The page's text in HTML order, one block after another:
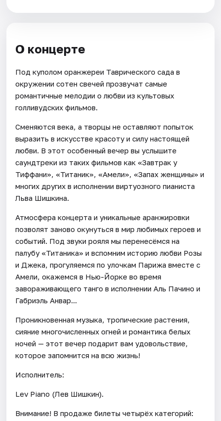
О концерте
Под куполом оранжереи Таврического сада в
окружении сотен свечей прозвучат самые
романтичные мелодии о любви из культовых
голливудских фильмов.
Сменяются века, а творцы не оставляют попыток
выразить в искусстве красоту и силу настоящей
любви. В этот особенный вечер вы услышите
саундтреки из таких фильмов как «Завтрак у
Тиффани», «Титаник», «Амели», «Запах женщины» и
многих других в исполнении виртуозного пианиста
Льва Шишкина.
Атмосфера концерта и уникальные аранжировки
позволят заново окунуться в мир любимых героев и
событий. Под звуки рояля мы перенесёмся на
палубу «Титаника» и вспомним историю любви Розы
и Джека, прогуляемся по улочкам Парижа вместе с
Амели, окажемся в Нью-Йорке во время
завораживающего танго в исполнении Аль Пачино и
Габриэль Анвар...
Проникновенная музыка, тропические растения,
сияние многочисленных огней и романтика белых
ночей — этот вечер подарит вам удовольствие,
которое запомнится на всю жизнь!
Исполнитель:
Lev Piano (Лев Шишкин).
Внимание! В продаже билеты четырёх категорий: